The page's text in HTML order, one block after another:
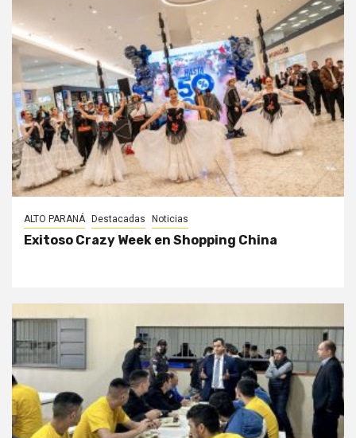
ALTO PARANÁ Destacadas Noticias
Exitoso Crazy Week en Shopping China